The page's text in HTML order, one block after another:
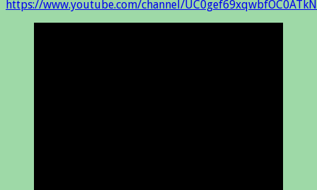
https://www.youtube.com/channel/